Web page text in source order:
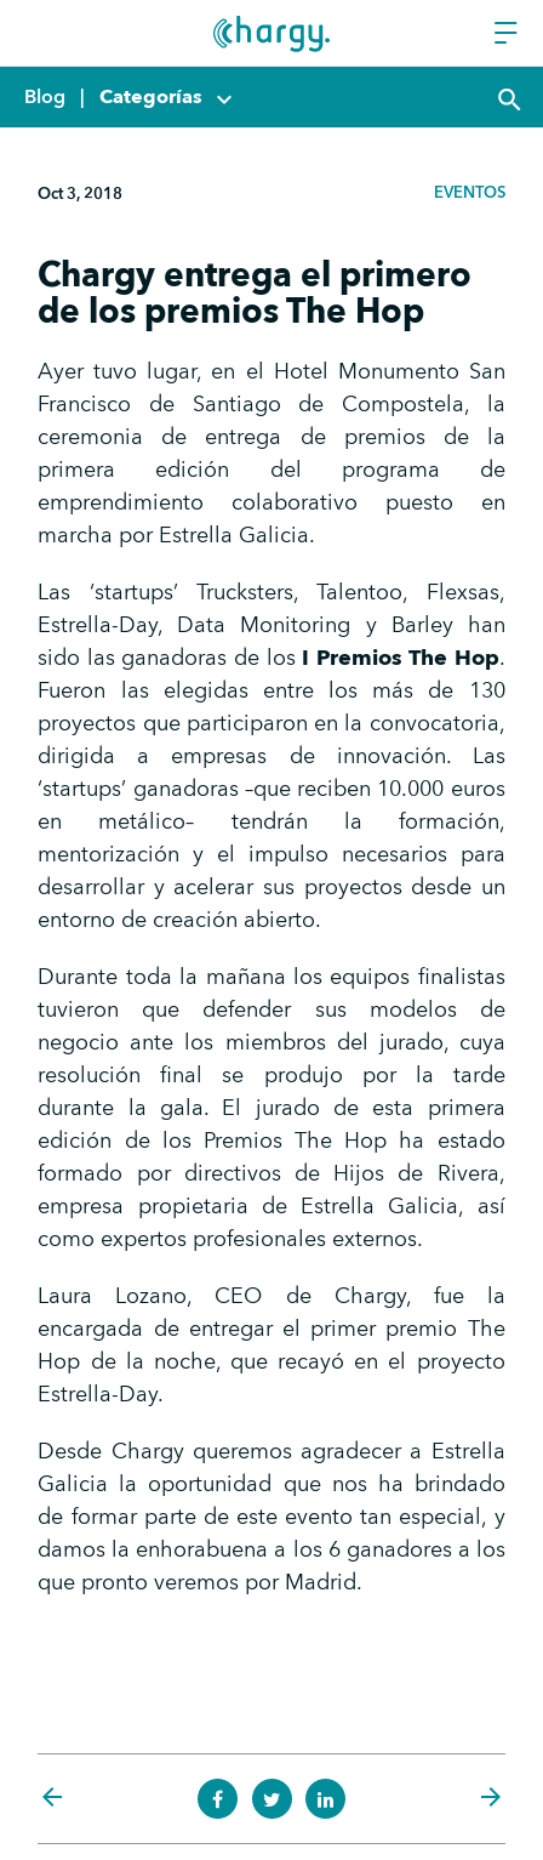
Blog | Categorías keyboard_arrow_down search
Oct 3, 2018 EVENTOS
Chargy entrega el primero
de los premios The Hop
Ayer tuvo lugar, en el Hotel Monumento San
Francisco de Santiago de Compostela, la
ceremonia de entrega de premios de la
primera edición del programa de
emprendimiento colaborativo puesto en
marcha por Estrella Galicia.
Las ‘startups’ Trucksters, Talentoo, Flexsas,
Estrella-Day, Data Monitoring y Barley han
sido las ganadoras de los I Premios The Hop.
Fueron las elegidas entre los más de 130
proyectos que participaron en la convocatoria,
dirigida a empresas de innovación. Las
‘startups’ ganadoras –que reciben 10.000 euros
en metálico– tendrán la formación,
mentorización y el impulso necesarios para
desarrollar y acelerar sus proyectos desde un
entorno de creación abierto.
Durante toda la mañana los equipos finalistas
tuvieron que defender sus modelos de
negocio ante los miembros del jurado, cuya
resolución final se produjo por la tarde
durante la gala. El jurado de esta primera
edición de los Premios The Hop ha estado
formado por directivos de Hijos de Rivera,
empresa propietaria de Estrella Galicia, así
como expertos profesionales externos.
Laura Lozano, CEO de Chargy, fue la
encargada de entregar el primer premio The
Hop de la noche, que recayó en el proyecto
Estrella-Day.
Desde Chargy queremos agradecer a Estrella
Galicia la oportunidad que nos ha brindado
de formar parte de este evento tan especial, y
damos la enhorabuena a los 6 ganadores a los
que pronto veremos por Madrid.
arrow_back arrow_forward